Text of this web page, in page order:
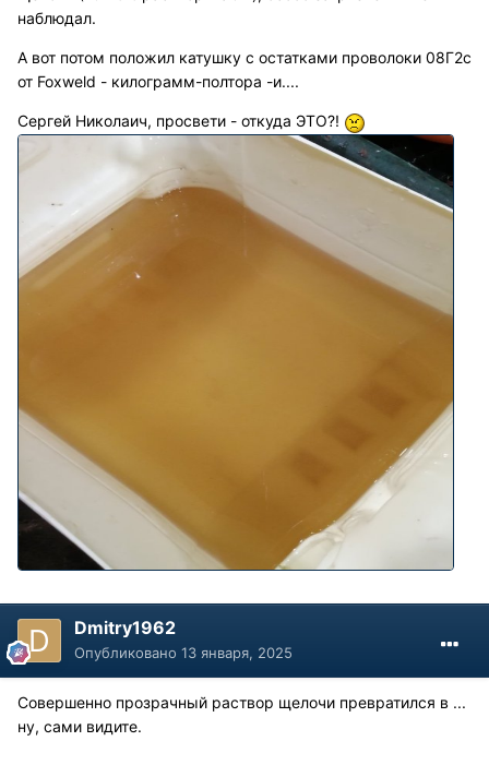
наблюдал.
А вот потом положил катушку с остатками проволоки 08Г2с
от Foxweld - килограмм-полтора -и....
Сергей Николаич, просвети - откуда ЭТО?!
Dmitry1962
Опубликовано 13 января, 2025
Совершенно прозрачный раствор щелочи превратился в ...
ну, сами видите.